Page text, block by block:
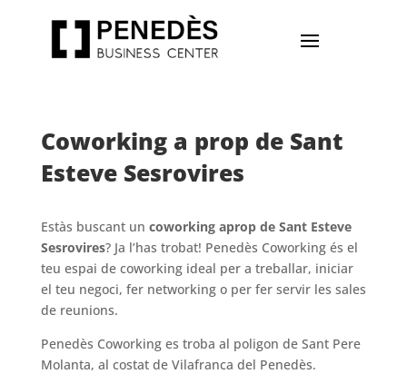
Coworking a prop de Sant
Esteve Sesrovires
Estàs buscant un coworking aprop de Sant Esteve
Sesrovires? Ja l’has trobat! Penedès Coworking és el
teu espai de coworking ideal per a treballar, iniciar
el teu negoci, fer networking o per fer servir les sales
de reunions.
Penedès Coworking es troba al poligon de Sant Pere
Molanta, al costat de Vilafranca del Penedès.